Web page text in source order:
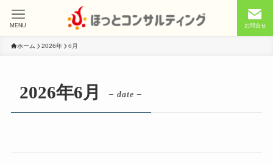
お問合せ
MENU
ホーム 2026年 6月
2026年6月 – date –